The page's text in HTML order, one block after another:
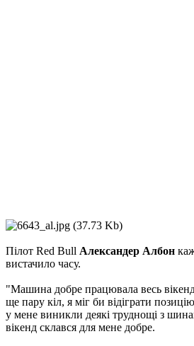
Пілот Red Bull Александер Албон
вистачило часу.
"Машина добре працювала весь
ще пару кіл, я міг би відіграти
у мене виникли деякі труднощі з
вікенд склався для мене добре.